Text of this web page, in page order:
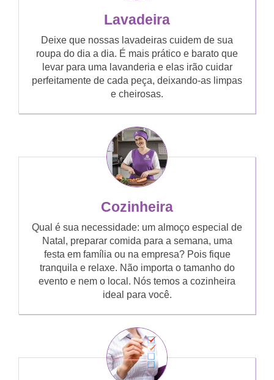
Lavadeira
Deixe que nossas lavadeiras cuidem de sua
roupa do dia a dia. É mais prático e barato que
levar para uma lavanderia e elas irão cuidar
perfeitamente de cada peça, deixando-as limpas
e cheirosas.
Cozinheira
Qual é sua necessidade: um almoço especial de
Natal, preparar comida para a semana, uma
festa em família ou na empresa? Pois fique
tranquila e relaxe. Não importa o tamanho do
evento e nem o local. Nós temos a cozinheira
ideal para você.